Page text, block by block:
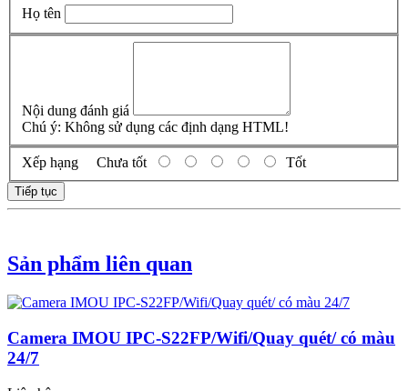
Họ tên
Nội dung đánh giá
Chú ý: Không sử dụng các định dạng HTML!
Xếp hạng Chưa tốt Tốt
Tiếp tục
Sản phẩm liên quan
Camera IMOU IPC-S22FP/Wifi/Quay quét/ có màu
24/7